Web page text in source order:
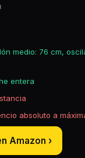
medio: 76 cm,
entera
absoluto a
Amazon ›